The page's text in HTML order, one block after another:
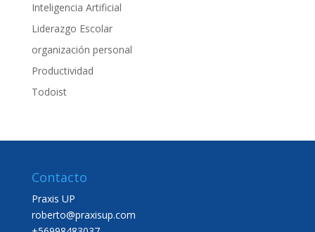
Inteligencia Artificial
Liderazgo Escolar
organización personal
Productividad
Todoist
Contacto
Praxis UP
roberto@praxisup.com